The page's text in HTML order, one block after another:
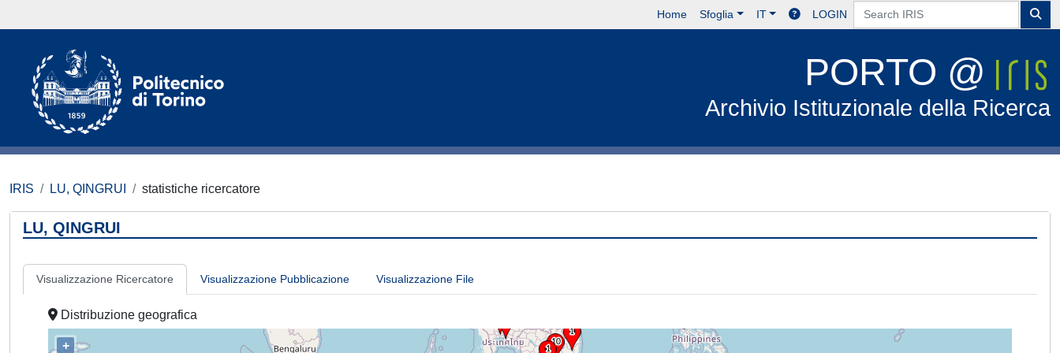
Home Sfoglia IT LOGIN
PORTO @
Archivio Istituzionale della Ricerca
IRIS LU, QINGRUI statistiche ricercatore
LU, QINGRUI
Visualizzazione Ricercatore Visualizzazione Pubblicazione Visualizzazione File
Distribuzione geografica
+